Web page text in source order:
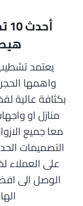
يعتمد
واهمها
بكثافة عالية
منازل او
معا جميع
التصميمات
على العملاء
الوصل الى